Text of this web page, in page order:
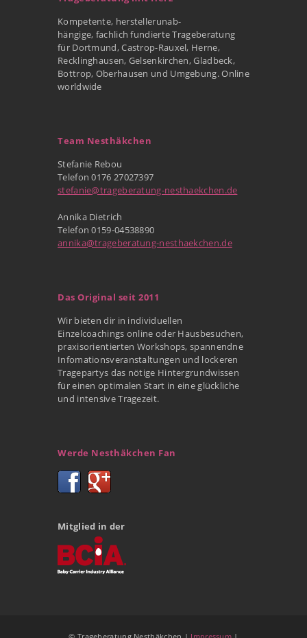
Kompetente, herstellerunab-
hängige, fachlich fundierte Trageberatung
für Dortmund, Castrop-Rauxel, Herne,
Recklinghausen, Gelsenkirchen, Gladbeck,
Bottrop, Oberhausen und Umgebung. Online
worldwide
Team Nesthäkchen
Stefanie Rebou
Telefon 0176 27027397
stefanie@trageberatung-nesthaekchen.de
Annika Dietrich
Telefon 0159-04538890
annika@trageberatung-nesthaekchen.de
Das Original seit 2011
Wir bieten dir in individuellen
Einzelcoachings online oder Hausbesuchen,
praxisorientierten Workshops, spannendne
Infomationsveranstaltungen und lockeren
Tragepartys das nötige Hintergrundwissen
für einen optimalen Start in eine glückliche
und intensive Tragezeit.
Werde Nesthäkchen Fan
Mitglied in der